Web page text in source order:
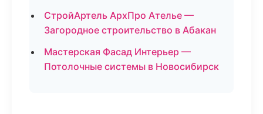
СтройАртель АрхПро Ателье —
Загородное строительство в Абакан
Мастерская Фасад Интерьер —
Потолочные системы в Новосибирск